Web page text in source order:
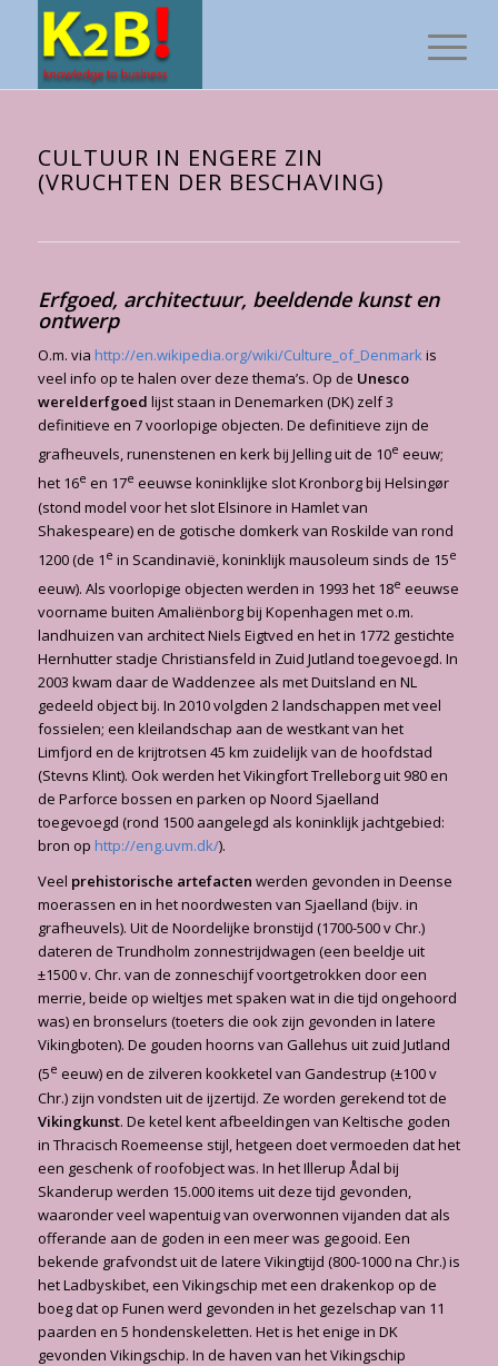
CULTUUR IN ENGERE ZIN
(VRUCHTEN DER BESCHAVING)
Erfgoed, architectuur, beeldende kunst en
ontwerp
O.m. via http://en.wikipedia.org/wiki/Culture_of_Denmarkis
veel info op te halen over deze thema’s. Op de Unesco
werelderfgoed lijst staan in Denemarken (DK) zelf 3
definitieve en 7 voorlopige objecten. De definitieve zijn de
grafheuvels, runenstenen en kerk bij Jelling uit de 10e eeuw;
het 16e en 17e eeuwse koninklijke slot Kronborg bij Helsingør
(stond model voor het slot Elsinore in Hamlet van
Shakespeare) en de gotische domkerk van Roskilde van rond
1200 (de 1 e in Scandinavië, koninklijk mausoleum sinds de 15e
eeuw). Als voorlopige objecten werden in 1993 het 18e eeuwse
voorname buiten Amaliënborg bij Kopenhagen met o.m.
landhuizen van architect Niels Eigtved en het in 1772 gestichte
Hernhutter stadje Christiansfeld in Zuid Jutland toegevoegd. In
2003 kwam daar de Waddenzee als met Duitsland en NL
gedeeld object bij. In 2010 volgden 2 landschappen met veel
fossielen; een kleilandschap aan de westkant van het
Limfjord en de krijtrotsen 45 km zuidelijk van de hoofdstad
(Stevns Klint). Ook werden het Vikingfort Trelleborg uit 980 en
de Parforce bossen en parken op Noord Sjaelland
toegevoegd (rond 1500 aangelegd als koninklijk jachtgebied:
bron op http://eng.uvm.dk/).
Veel prehistorische artefacten werden gevonden in Deense
moerassen en in het noordwesten van Sjaelland (bijv. in
grafheuvels). Uit de Noordelijke bronstijd (1700-500 v Chr.)
dateren de Trundholm zonnestrijdwagen (een beeldje uit
±1500 v. Chr. van de zonneschijf voortgetrokken door een
merrie, beide op wieltjes met spaken wat in die tijd ongehoord
was) en bronselurs (toeters die ook zijn gevonden in latere
Vikingboten). De gouden hoorns van Gallehus uit zuid Jutland
(5e eeuw) en de zilveren kookketel van Gandestrup (±100 v
Chr.) zijn vondsten uit de ijzertijd. Ze worden gerekend tot de
Vikingkunst. De ketel kent afbeeldingen van Keltische goden
in Thracisch Roemeense stijl, hetgeen doet vermoeden dat het
een geschenk of roofobject was. In het Illerup Ådal bij
Skanderup werden 15.000 items uit deze tijd gevonden,
waaronder veel wapentuig van overwonnen vijanden dat als
offerande aan de goden in een meer was gegooid. Een
bekende grafvondst uit de latere Vikingtijd (800-1000 na Chr.) is
het Ladbyskibet, een Vikingschip met een drakenkop op de
boeg dat op Funen werd gevonden in het gezelschap van 11
paarden en 5 hondenskeletten. Het is het enige in DK
gevonden Vikingschip. In de haven van het Vikingschip